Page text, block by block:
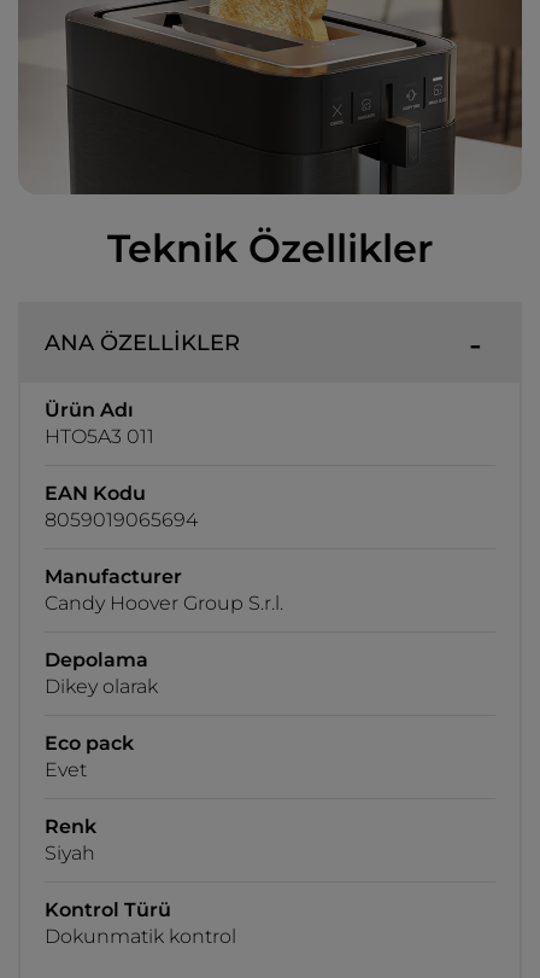
Teknik Özellikler
ANA ÖZELLİKLER
Ürün Adı
HTO5A3 011
EAN Kodu
8059019065694
Manufacturer
Candy Hoover Group S.r.l.
Depolama
Dikey olarak
Eco pack
Evet
Renk
Siyah
Kontrol Türü
Dokunmatik kontrol